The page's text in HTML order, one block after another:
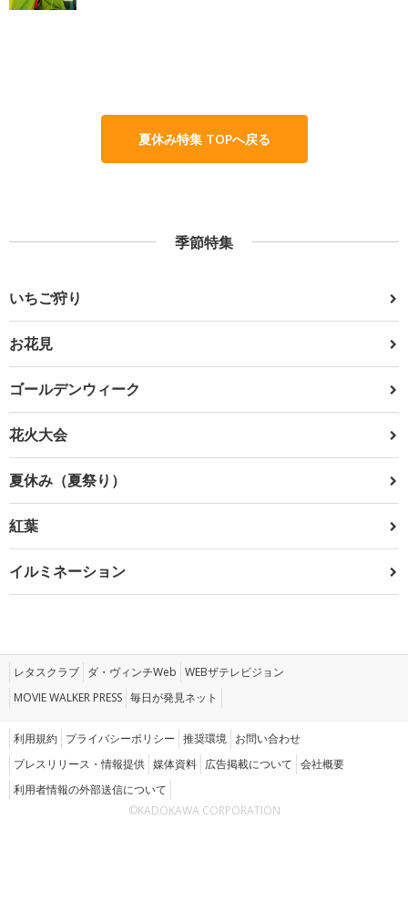
夏休み特集 TOPへ戻る
季節特集
いちご狩り
お花見
ゴールデンウィーク
花火大会
夏休み（夏祭り）
紅葉
イルミネーション
レタスクラブ ダ・ヴィンチWeb WEBザテレビジョン
MOVIE WALKER PRESS 毎日が発見ネット
利用規約 プライバシーポリシー 推奨環境 お問い合わせ
プレスリリース・情報提供 媒体資料 広告掲載について 会社概要
利用者情報の外部送信について
©KADOKAWA CORPORATION